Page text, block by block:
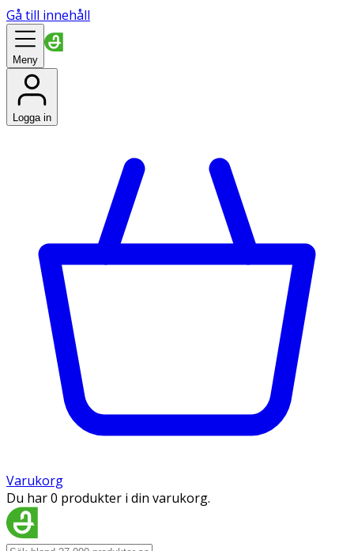
Gå till innehåll
Meny
Logga in
Varukorg
Du har 0 produkter i din varukorg.